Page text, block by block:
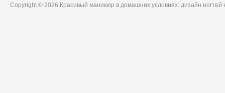
Copyright © 2026 Красивый маникюр в домашних условиях: дизайн